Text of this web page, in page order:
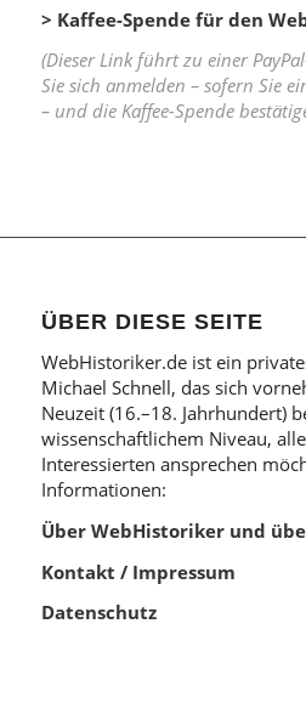
> Kaffee-Spende für den
(Dieser Link führt zu einer
Sie sich anmelden – sofern Sie
– und die Kaffee-Spende
ÜBER DIESE SEITE
WebHistoriker.de ist ein
Michael Schnell, das sich
Neuzeit (16.–18. Jahrhundert)
wissenschaftlichem Niveau,
Interessierten ansprechen
Informationen:
Über WebHistoriker und
Kontakt / Impressum
Datenschutz